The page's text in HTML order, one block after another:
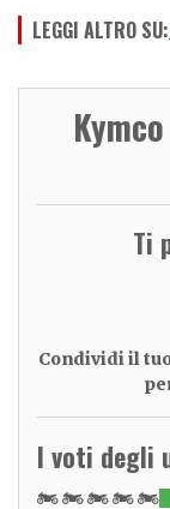
LEGGI ALTRO SU:
Ti
Condividi il
I voti degli